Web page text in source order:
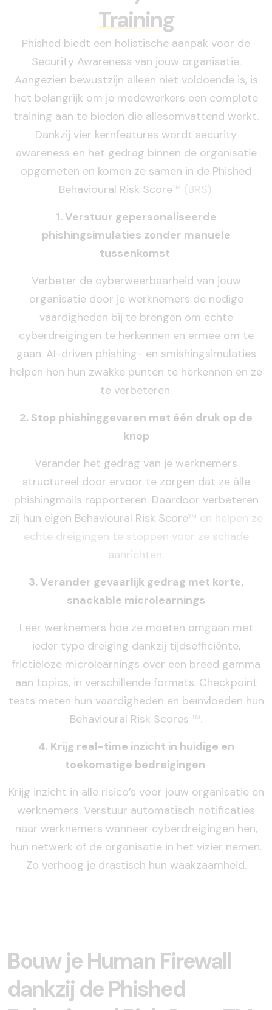
Training
Phished biedt een holistische aanpak voor de
Security Awareness van jouw organisatie.
Aangezien bewustzijn alleen niet voldoende is, is
het belangrijk om je medewerkers een complete
training aan te bieden die allesomvattend werkt.
Dankzij vier kernfeatures wordt security
awareness en het gedrag binnen de organisatie
opgemeten en komen ze samen in de Phished
Behavioural Risk Score™ (BRS).
1. Verstuur gepersonaliseerde
phishingsimulaties zonder manuele
tussenkomst
Verbeter de cyberweerbaarheid van jouw
organisatie door je werknemers de nodige
vaardigheden bij te brengen om echte
cyberdreigingen te herkennen en ermee om te
gaan. AI-driven phishing- en smishingsimulaties
helpen hen hun zwakke punten te herkennen en ze
te verbeteren.
2. Stop phishinggevaren met één druk op de
knop
Verander het gedrag van je werknemers
structureel door ervoor te zorgen dat ze àlle
phishingmails rapporteren. Daardoor verbeteren
zij hun eigen Behavioural Risk Score™ en helpen ze
echte dreigingen te stoppen voor ze schade
aanrichten.
3. Verander gevaarlijk gedrag met korte,
snackable microlearnings
Leer werknemers hoe ze moeten omgaan met
ieder type dreiging dankzij tijdsefficiënte,
frictieloze microlearnings over een breed gamma
aan topics, in verschillende formats. Checkpoint
tests meten hun vaardigheden en beïnvloeden hun
Behavioural Risk Scores ™.
4. Krijg real-time inzicht in huidige en
toekomstige bedreigingen
Krijg inzicht in alle risico’s voor jouw organisatie en
werknemers. Verstuur automatisch notificaties
naar werknemers wanneer cyberdreigingen hen,
hun netwerk of de organisatie in het vizier nemen.
Zo verhoog je drastisch hun waakzaamheid.
Bouw je Human Firewall
dankzij de Phished